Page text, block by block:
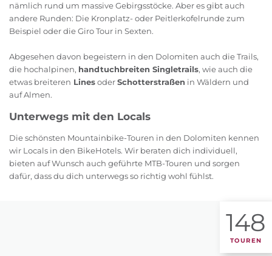
nämlich rund um massive Gebirgsstöcke. Aber es gibt auch
andere Runden: Die Kronplatz- oder Peitlerkofelrunde zum
Beispiel oder die Giro Tour in Sexten.
Abgesehen davon begeistern in den Dolomiten auch die Trails,
die hochalpinen, handtuchbreiten Singletrails, wie auch die
etwas breiteren LinesoderSchotterstraßen in Wäldern und
auf Almen.
Unterwegs mit den Locals
Die schönsten Mountainbike-Touren in den Dolomiten kennen
wir Locals in den BikeHotels. Wir beraten dich individuell,
bieten auf Wunsch auch geführte MTB-Touren und sorgen
dafür, dass du dich unterwegs so richtig wohl fühlst.
148
TOUREN